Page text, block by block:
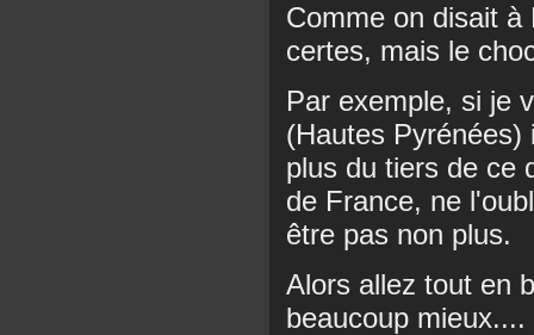
Comme on disait
certes, mais le
Par exemple, si je
(Hautes
plus du tiers de ce
de France, ne
être pas non plus.
Alors allez tout en
beaucoup mieux....